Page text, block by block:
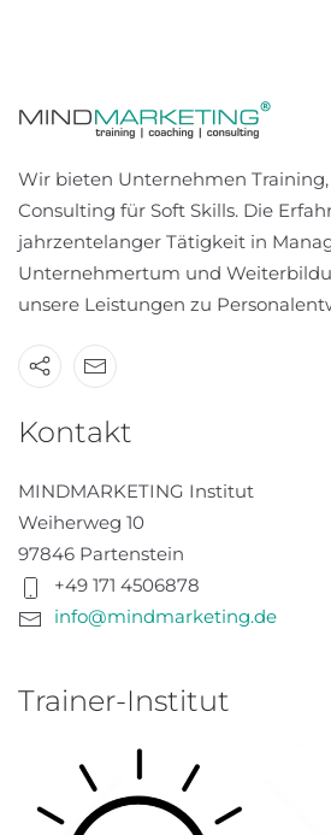
Wir bieten Unternehmen
Consulting für Soft Skills. Die
jahrzentelanger Tätigkeit in
Unternehmertum und
unsere Leistungen zu
Kontakt
MINDMARKETING Institut
Weiherweg 10
97846 Partenstein
+49 171 4506878
info@mindmarketing.de
Trainer-Institut